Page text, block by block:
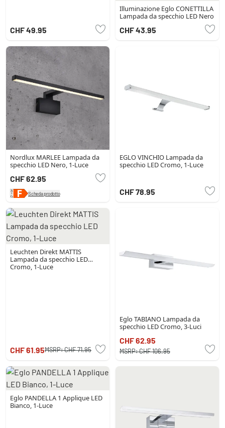
CHF 49.95
Illuminazione Eglo CONETTILLA
Lampada da specchio LED Nero
CHF 43.95
Nordlux MARLEE Lampada da
specchio LED Nero, 1-Luce
CHF 62.95
Scheda prodotto
EGLO VINCHIO Lampada da
specchio LED Cromo, 1-Luce
CHF 78.95
Leuchten Direkt MATTIS
Lampada da specchio LED
Cromo, 1-Luce
CHF 61.95MSRP:CHF 71.95
Eglo TABIANO Lampada da
specchio LED Cromo, 3-Luci
CHF 62.95
MSRP:CHF 106.95
Eglo PANDELLA 1 Applique LED
Bianco, 1-Luce